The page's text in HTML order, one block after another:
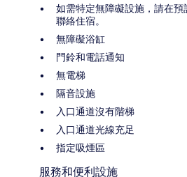
如需特定無障礙設施，請在
聯絡住宿。
無障礙浴缸
門鈴和電話通知
無電梯
隔音設施
入口通道沒有階梯
入口通道光線充足
指定吸煙區
服務和便利設施